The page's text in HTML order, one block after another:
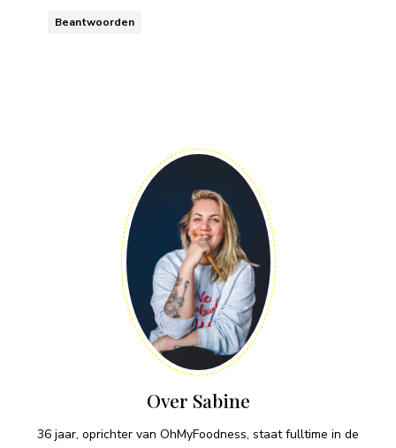
Beantwoorden
Over Sabine
36 jaar, oprichter van OhMyFoodness, staat fulltime in de